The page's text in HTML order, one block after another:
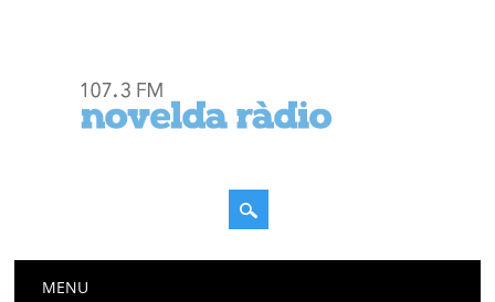
Menú principal
MENU